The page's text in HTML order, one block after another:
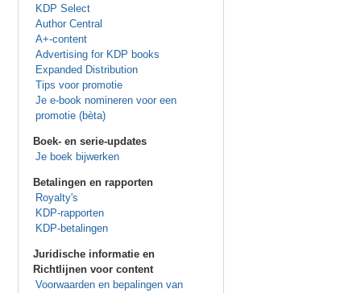
KDP Select
Author Central
A+-content
Advertising for KDP books
Expanded Distribution
Tips voor promotie
Je e-book nomineren voor een
promotie (bèta)
Boek- en serie-updates
Je boek bijwerken
Betalingen en rapporten
Royalty's
KDP-rapporten
KDP-betalingen
Juridische informatie en
Richtlijnen voor content
Voorwaarden en bepalingen van